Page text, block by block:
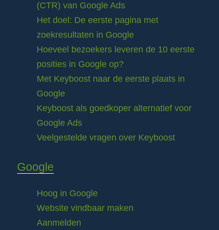
(CTR) van Google Ads
Het doel: De eerste pagina met
zoekresultaten in Google
Hoeveel bezoekers leveren de 10 eerste
posities in Google op?
Met Keyboost naar de eerste plaats in
Google
Keyboost als goedkoper alternatief voor
Google Ads
Veelgestelde vragen over Keyboost
Google
Hoog in Google
Website vindbaar maken
Aanmelden